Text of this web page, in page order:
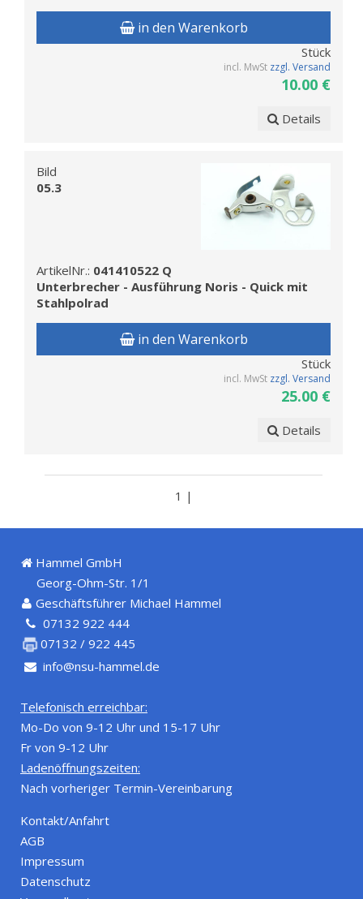
in den Warenkorb
Stück
incl. MwSt zzgl. Versand
10.00 €
Details
Bild
05.3
ArtikelNr.: 041410522 Q
Unterbrecher - Ausführung Noris - Quick mit
Stahlpolrad
in den Warenkorb
Stück
incl. MwSt zzgl. Versand
25.00 €
Details
1 |
Hammel GmbH
Georg-Ohm-Str. 1/1
Geschäftsführer Michael Hammel
07132 922 444
07132 / 922 445
info@nsu-hammel.de
Telefonisch erreichbar:
Mo-Do von 9-12 Uhr und 15-17 Uhr
Fr von 9-12 Uhr
Ladenöffnungszeiten:
Nach vorheriger Termin-Vereinbarung
Kontakt/Anfahrt
AGB
Impressum
Datenschutz